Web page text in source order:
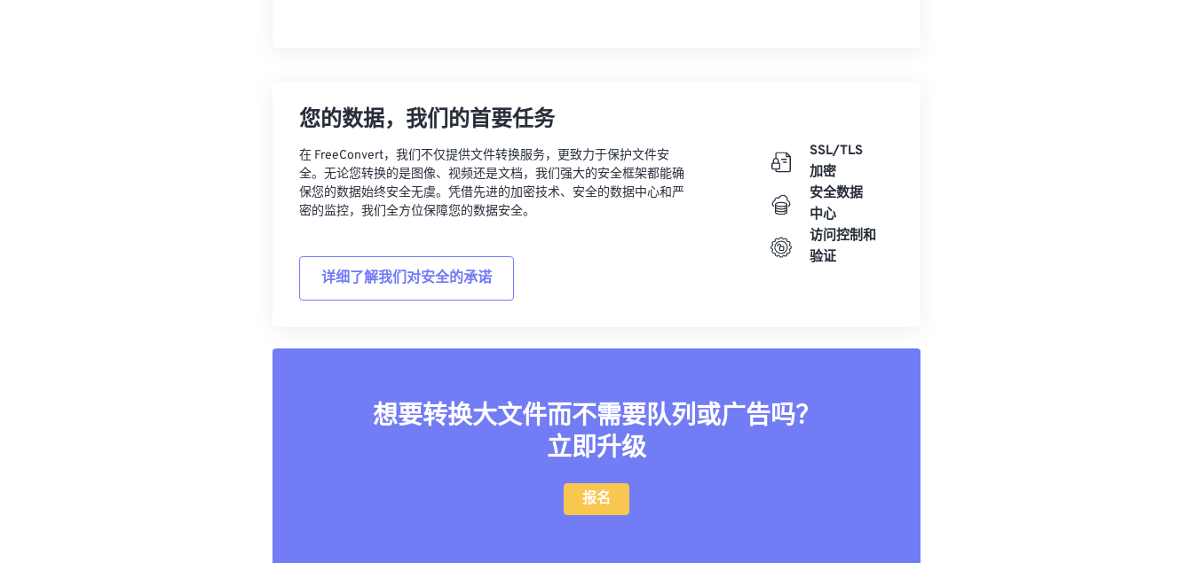
您的数据，我们的首要任务
在 FreeConvert，我们不仅提供文件转换服务，更致力于保护文件安
全。无论您转换的是图像、视频还是文档，我们强大的安全框架都能确
保您的数据始终安全无虞。凭借先进的加密技术、安全的数据中心和严
密的监控，我们全方位保障您的数据安全。
详细了解我们对安全的承诺
SSL/TLS
加密
安全数据
中心
访问控制和
验证
想要转换大文件而不需要队列或广告吗？
立即升级
报名